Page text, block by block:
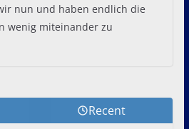
nun und haben endlich die
wenig miteinander zu
Recent